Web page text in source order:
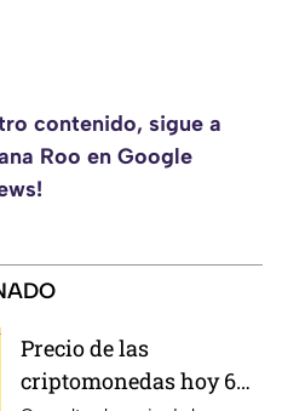
contenido, sigue a
Roo en Google
Precio de las
criptomonedas hoy 6